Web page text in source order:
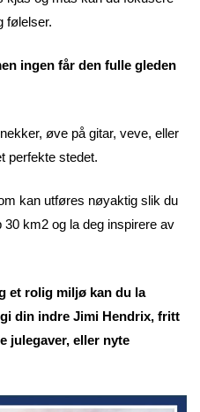
følelser.
ingen får den fulle gleden
øve på gitar, veve, eller
perfekte stedet.
kan utføres nøyaktig slik du
km2 og la deg inspirere av
et rolig miljø kan du la
din indre Jimi Hendrix, fritt
julegaver, eller nyte